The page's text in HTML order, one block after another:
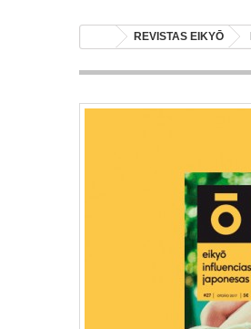
REVISTAS EIKYŌ